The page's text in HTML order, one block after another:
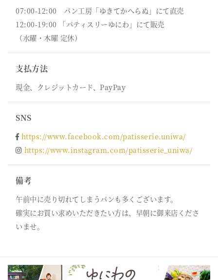
07:00-12:00 パン工房「ゆきてかへらぬ」にて直売
12:00-19:00 「パティスリーゆにわ」にて販売
（水曜・木曜 定休）
支払方法
現金、クレジットカード、PayPay
SNS
https://www.facebook.com/patisserie.uniwa/
https://www.instagram.com/patisserie_uniwa/
備考
午前中に売り切れてしまうパンも多くございます。
確実にお買い求めいただきたい方は、早朝に御来店くださ
いませ。